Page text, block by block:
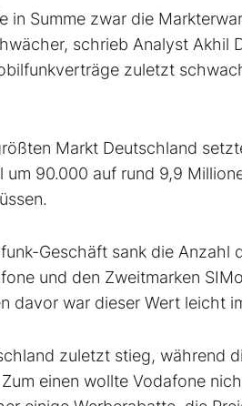
in Summe zwar die
schrieb Analyst Akhil
zuletzt
Markt Deutschland
um 90.000 auf rund 9,9
Geschäft sank die Anzahl
und den Zweitmarken
davor war dieser Wert leicht
zuletzt stieg, während
einen wollte Vodafone